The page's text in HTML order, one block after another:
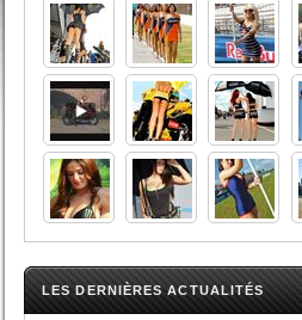
LES DERNIÈRES ACTUALITÉS